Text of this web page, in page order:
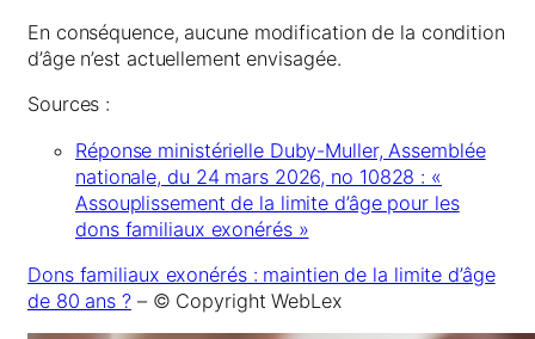
En conséquence, aucune modification de la condition
d’âge n’est actuellement envisagée.
Sources :
Réponse ministérielle Duby-Muller, Assemblée
nationale, du 24 mars 2026, no 10828 : «
Assouplissement de la limite d’âge pour les
dons familiaux exonérés »
Dons familiaux exonérés : maintien de la limite d’âge
de 80 ans ?– © Copyright WebLex